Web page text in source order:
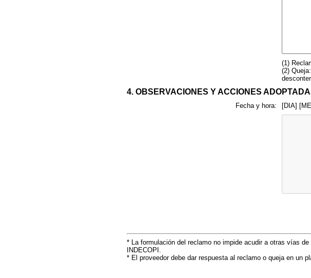
(1)
(2)
4. OBSERVACIONES Y ACCIONES
Fecha y hora: [DIA]
* La formulación del reclamo no impide acudir a otras vías
INDECOPI.
* El proveedor debe dar respuesta al reclamo o queja en un